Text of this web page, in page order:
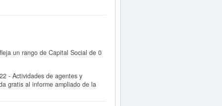
un rango de Capital Social de 0
- Actividades de agentes y
gratis al informe ampliado de la